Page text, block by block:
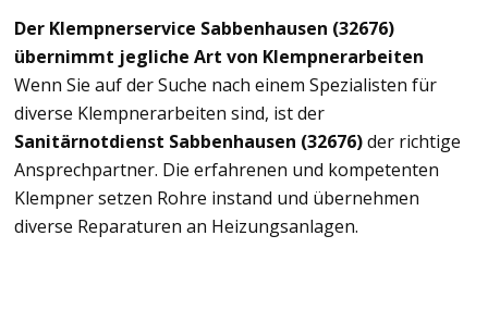
Der Klempnerservice Sabbenhausen (32676)
übernimmt jegliche Art von Klempnerarbeiten
Wenn Sie auf der Suche nach einem Spezialisten für
diverse Klempnerarbeiten sind, ist der
Sanitärnotdienst Sabbenhausen (32676)der richtige
Ansprechpartner. Die erfahrenen und kompetenten
Klempner setzen Rohre instand und übernehmen
diverse Reparaturen an Heizungsanlagen.